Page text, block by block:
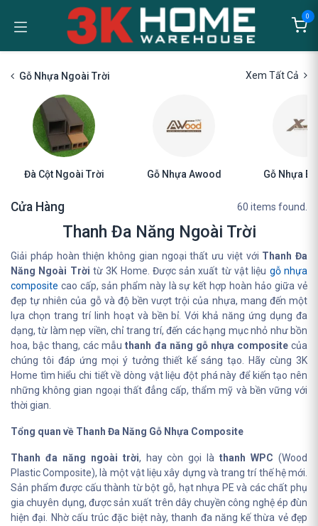
Bỏ qua để đến Nội dung
0
Gỗ Nhựa Ngoài Trời Xem Tất Cả
Đà Cột Ngoài Trời Gỗ Nhựa Awood Gỗ Nhựa
Cửa Hàng 60 items found.
Thanh Đa Năng Ngoài Trời
Giải pháp hoàn thiện không gian ngoại thất ưu việt với Thanh Đa
Năng Ngoài Trời từ 3K Home. Được sản xuất từ vật liệu gỗ nhựa
composite cao cấp, sản phẩm này là sự kết hợp hoàn hảo giữa vẻ
đẹp tự nhiên của gỗ và độ bền vượt trội của nhựa, mang đến một
lựa chọn trang trí linh hoạt và bền bỉ. Với khả năng ứng dụng đa
dạng, từ làm nẹp viền, chỉ trang trí, đến các hạng mục nhỏ như bồn
hoa, bậc thang, các mẫuthanh đa năng gỗ nhựa compositecủa
chúng tôi đáp ứng mọi ý tưởng thiết kế sáng tạo. Hãy cùng 3K
Home tìm hiểu chi tiết về dòng vật liệu đột phá này để kiến tạo nên
những không gian ngoại thất đẳng cấp, thẩm mỹ và bền vững với
thời gian.
Tổng quan về Thanh Đa Năng Gỗ Nhựa Composite
Thanh đa năng ngoài trời, hay còn gọi làthanh WPC (Wood
Plastic Composite), là một vật liệu xây dựng và trang trí thế hệ mới.
Sản phẩm được cấu thành từ bột gỗ, hạt nhựa PE và các chất phụ
gia chuyên dụng, được sản xuất trên dây chuyền công nghệ ép đùn
hiện đại. Nhờ cấu trúc đặc biệt này, thanh đa năng kế thừa vẻ đẹp